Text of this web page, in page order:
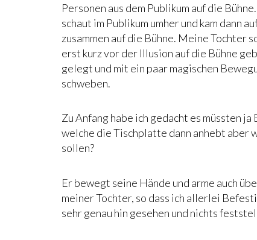
Personen aus dem Publikum auf die
schaut im Publikum umher und kam dann
zusammen auf die Bühne. Meine Tochter
erst kurz vor der Illusion auf die Bühne
gelegt und mit ein paar magischen
schweben.
Zu Anfang habe ich gedacht es müssten
welche die Tischplatte dann anhebt
sollen?
Er bewegt seine Hände und arme auch
meiner Tochter, so dass ich allerlei
sehr genau hin gesehen und nichts